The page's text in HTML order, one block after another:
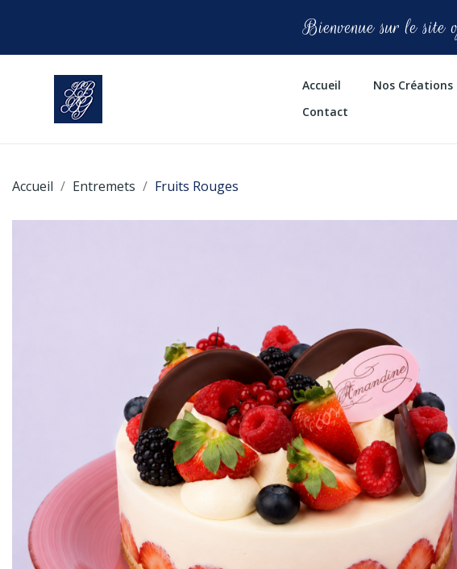
Bienvenue sur le
Accueil Nos Créations
Contact
Accueil Entremets Fruits Rouges